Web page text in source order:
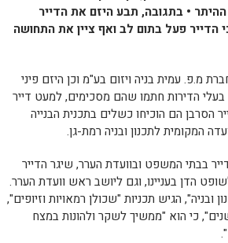
• בתגובה, תבע היזם את הדייר
המשפט פסק כי הדייר פעל בתום לב ואף ציין את התחושה
בפרויקט תמ"א 38 שרצו לבצע חברת מ.פ. עמית בניה ויזום בע"מ וכן היזם פיני
בעלי הדירות חתמו שהם מסכימים, למעט דייר
הסרבן הם הוכיחו כשלים בתכנית הבנייה
המקומית לתכנון ובניה רמת-גן.
בבתי המשפט ובוועדת הערר, שיגר הדייר
הדן בעניינו, וגם ליושב ראש וועדת הערר.
הגיש תכניות "שכולן רמאויות וזיופים",
כי הוא "ממשיך לשקר ולהונות במצח